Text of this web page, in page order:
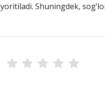
yoritiladi. Shuningdek,